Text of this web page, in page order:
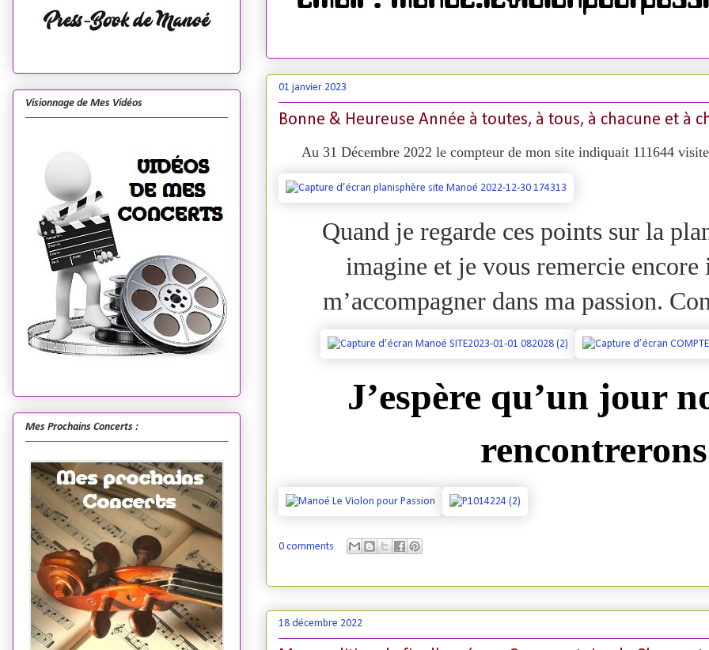
01 janvier 2023
Bonne & Heureuse Année à toutes, à tous, à chacune et à
Au 31 Décembre 2022 le compteur de mon site indiquait 111644
Quand je regarde ces points sur la
imagine et je vous remercie
m’accompagner dans ma passion.
J’espère qu’un jour
rencontrerons
0 comments
18 décembre 2022
Visionnage de Mes Vidéos
Mes Prochains Concerts :